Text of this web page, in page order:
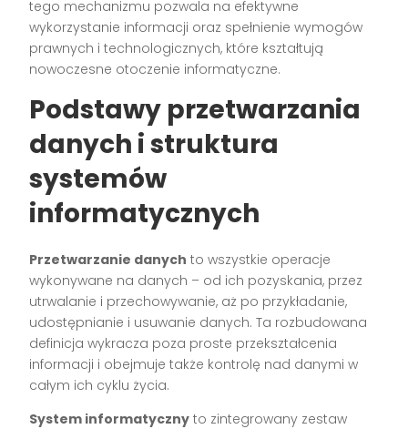
tego mechanizmu pozwala na efektywne
wykorzystanie informacji oraz spełnienie wymogów
prawnych i technologicznych, które kształtują
nowoczesne otoczenie informatyczne.
Podstawy przetwarzania
danych i struktura
systemów
informatycznych
Przetwarzanie danych to wszystkie operacje
wykonywane na danych – od ich pozyskania, przez
utrwalanie i przechowywanie, aż po przykładanie,
udostępnianie i usuwanie danych. Ta rozbudowana
definicja wykracza poza proste przekształcenia
informacji i obejmuje także kontrolę nad danymi w
całym ich cyklu życia.
System informatyczny to zintegrowany zestaw